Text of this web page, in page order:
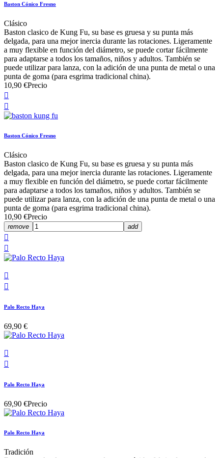
Baston Cónico Fresno
Clásico
Baston clasico de Kung Fu, su base es gruesa y su punta más
delgada, para una mejor inercia durante las rotaciones. Ligeramente
a muy flexible en función del diámetro, se puede cortar fácilmente
para adaptarse a todos los tamaños, niños y adultos. También se
puede utilizar para lanza, con la adición de una punta de metal o una
punta de goma (para esgrima tradicional china).
10,90 €Precio


Baston Cónico Fresno
Clásico
Baston clasico de Kung Fu, su base es gruesa y su punta más
delgada, para una mejor inercia durante las rotaciones. Ligeramente
a muy flexible en función del diámetro, se puede cortar fácilmente
para adaptarse a todos los tamaños, niños y adultos. También se
puede utilizar para lanza, con la adición de una punta de metal o una
punta de goma (para esgrima tradicional china).
10,90 €Precio
remove add




Palo Recto Haya
69,90 €


Palo Recto Haya
69,90 €Precio
Palo Recto Haya
Tradición